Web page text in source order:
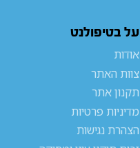
על בטיפולנט
אודות
צוות האתר
תקנון אתר
מדיניות פרטיות
הצהרת נגישות